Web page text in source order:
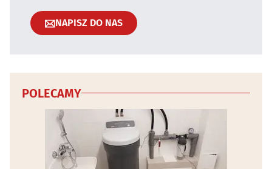
NAPISZ DO NAS
POLECAMY